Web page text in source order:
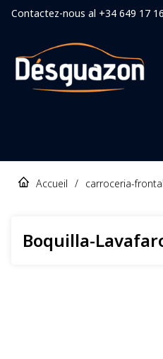
Contactez-nous al +34 649 17
Accueil / carroceria-frontal
Boquilla-